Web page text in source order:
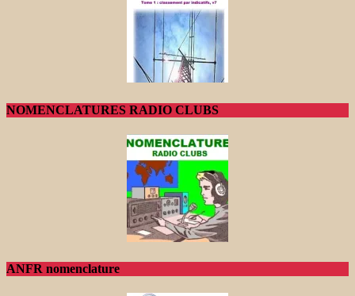
NOMENCLATURES RADIO CLUBS
ANFR nomenclature